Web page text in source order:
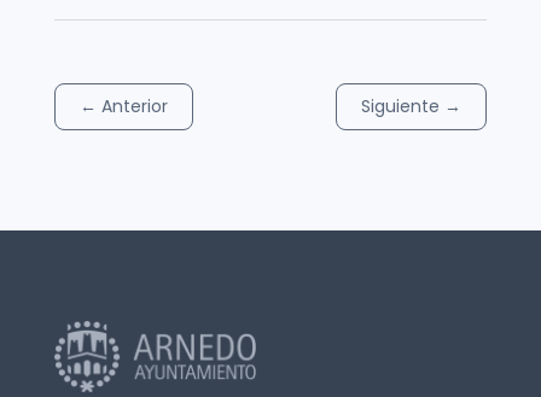
← Anterior Siguiente →